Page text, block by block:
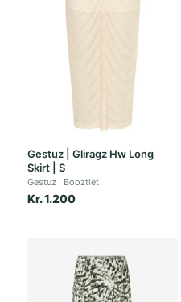
Gestuz | Gliragz Hw Long
Skirt | S
Gestuz Booztlet
Kr. 1.200